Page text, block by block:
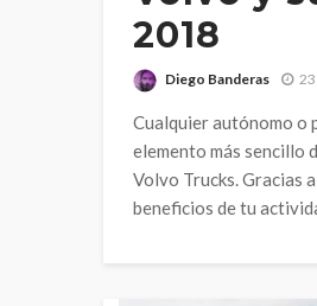
2018
Diego Banderas
Cualquier autónomo o
elemento más sencillo
Volvo Trucks. Gracias
beneficios de tu